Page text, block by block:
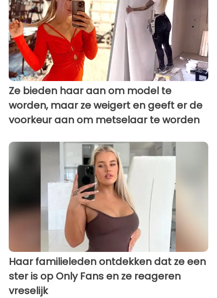
Ze bieden haar aan om model te
worden, maar ze weigert en geeft er de
voorkeur aan om metselaar te worden
Haar familieleden ontdekken dat ze een
ster is op Only Fans en ze reageren
vreselijk